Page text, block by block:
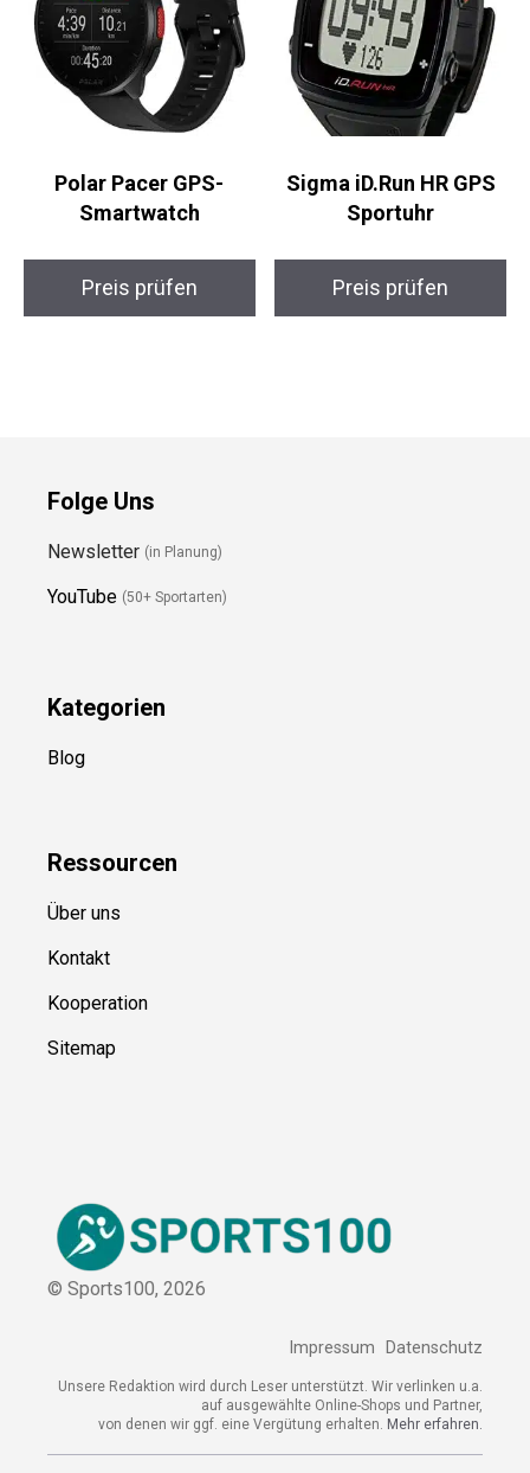
Polar Pacer GPS-
Smartwatch
Sigma iD.Run HR GPS
Sportuhr
Folge Uns
YouTube (50+ Sportarten)
Blog
Ressource
Über uns
Kontakt
© Sports100,2026